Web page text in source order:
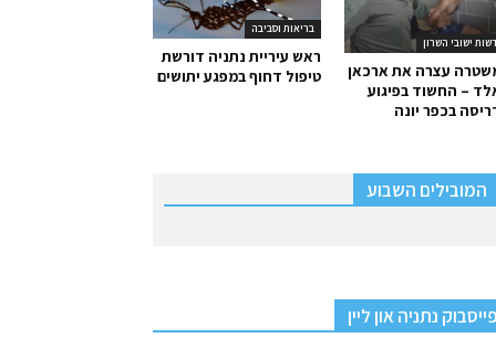
בריאות וסביבה
ראש עיריית נתניה דורשת
טיפול דחוף במפגע יתושים
ישובי השרון
עצרה את ארכאן
– החשוד בפיגוע
בכפר יונה
המובילים השבוע
פייסבוק נתניה און ליין